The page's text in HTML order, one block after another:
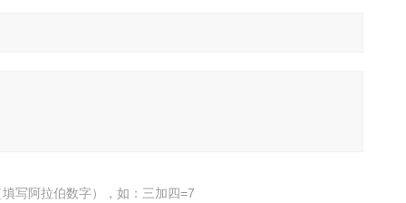
写阿拉伯数字），如：三加四=7